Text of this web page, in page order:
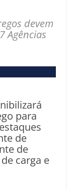
devem
Agências
para
de
de
carga e